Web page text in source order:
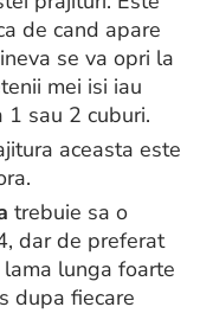
de cand apare
se va opri la
mei isi iau
1 sau 2 cuburi.
aceasta este
trebuie sa o
dar de preferat
lunga foarte
dupa fiecare